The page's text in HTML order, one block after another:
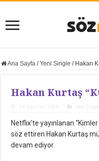
Ana Sayfa / Yeni Single / Hakan
Hakan Kurtaş
Netflix’te yayınlanan
söz ettiren Hakan Kurtaş
devam ediyor.